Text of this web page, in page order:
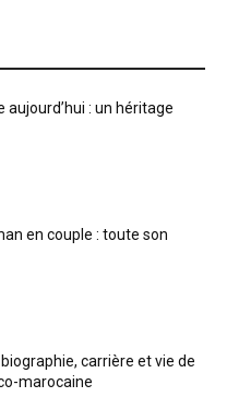
aujourd’hui : un héritage
en couple : toute son
biographie, carrière et vie de
marocaine